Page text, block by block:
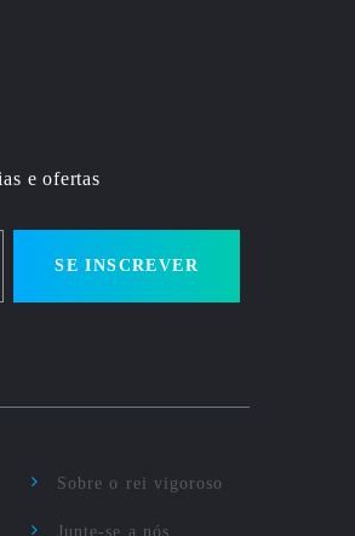
e ofertas
SE INSCREVER
Sobre o rei vigoroso
Junte-se a nós